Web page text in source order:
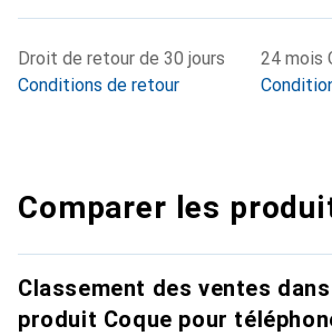
Droit de retour de 30 jours
Conditions de retour
24 mois
Comparer les
Classement des ventes
produit Coque pour